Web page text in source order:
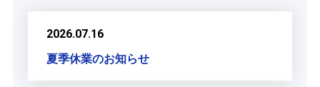
2026.07.16
夏季休業のお知らせ